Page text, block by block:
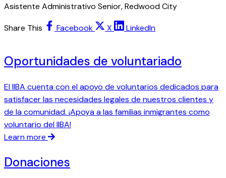
Asistente Administrativo Senior, Redwood City
Share This Facebook X LinkedIn
Oportunidades de voluntariado
El IIBA cuenta con el apoyo de voluntarios dedicados para
satisfacer las necesidades legales de nuestros clientes y
de la comunidad. ¡Apoya a las familias inmigrantes como
voluntario del IIBA!
Learn more
Donaciones